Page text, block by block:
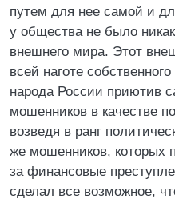
путем для нее самой и
у общества не было
внешнего мира. Этот
всей наготе
народа России приютив
мошенников в качестве
возведя в ранг
же мошенников, которых
за финансовые
сделал все возможное,